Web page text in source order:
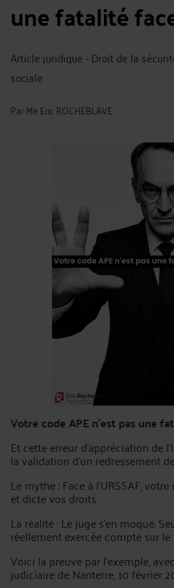
une fatalité
Article juridique - Droit de la
sociale
ParMe Eric ROCHEBLAVE
Votre code APE n'est pas une
Et cette erreur d'appréciation de
la validation d'un redressement
Le mythe : Face à l'URSSAF,
et dicte vos droits.
La réalité : Le juge s'en moque.
réellement exercée compte sur le
Voici la preuve par l'exemple,
judiciaire de Nanterre, 10 février